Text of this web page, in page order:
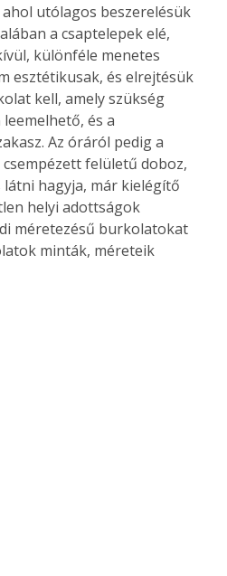
utólagos beszerelésük
a csaptelepek elé,
különféle menetes
esztétikusak, és elrejtésük
kell, amely szükség
és a
Az óráról pedig a
felületű doboz,
hagyja, már kielégítő
helyi adottságok
méretezésű burkolatokat
minták, méreteik